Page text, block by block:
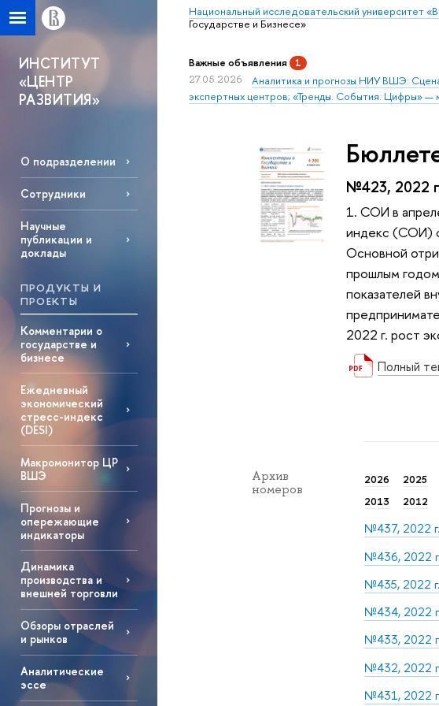
Национальный исследовательский университет
Государстве и Бизнесе»
ИНСТИТУТ
«ЦЕНТР
РАЗВИТИЯ»
О подразделении
Сотрудники
Научные
публикации и
доклады
ПРОДУКТЫ И
ПРОЕКТЫ
Комментарии о
государстве и
бизнесе
Ежедневный
экономический
стресс-индекс
(DESI)
Макромонитор ЦР
ВШЭ
Прогнозы и
опережающие
индикаторы
Динамика
производства и
внешней торговли
Обзоры отраслей
и рынков
Аналитические
эссе
Важные объявления 1
27.05.2026
Аналитика и прогнозы НИУ ВШЭ:
экспертных центров; «Тренды. События. Цифры» —
№423, 2022
1. СОИ в
индекс (СОИ)
Основной
прошлым
показателей
2022 г. рост
Полный
Архив
номеров
2026 2025
2013
2012
№437, 2022
№436, 2022
№435, 2022
№434, 2022
№433, 2022
№432, 2022
№431, 2022